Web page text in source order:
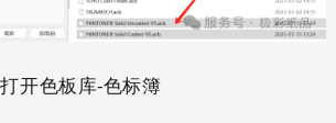
开色板库-色标簿